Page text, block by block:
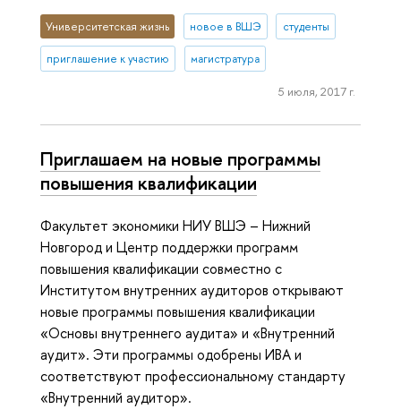
Университетская жизнь новое в ВШЭ студенты
приглашение к участию магистратура
5 июля, 2017 г.
Приглашаем на новые программы
повышения квалификации
Факультет экономики НИУ ВШЭ – Нижний
Новгород и Центр поддержки программ
повышения квалификации совместно с
Институтом внутренних аудиторов открывают
новые программы повышения квалификации
«Основы внутреннего аудита» и «Внутренний
аудит». Эти программы одобрены ИВА и
соответствуют профессиональному стандарту
«Внутренний аудитор».